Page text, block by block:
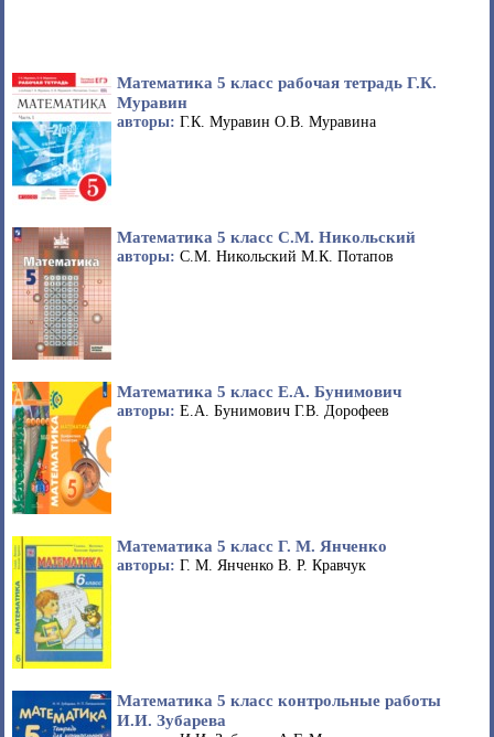
Математика 5 класс рабочая тетрадь Г.К.
Муравин
авторы: Г.К. Муравин О.В. Муравина
Математика 5 класс С.М. Никольский
авторы: С.М. Никольский М.К. Потапов
Математика 5 класс Е.А. Бунимович
авторы: Е.А. Бунимович Г.В. Дорофеев
Математика 5 класс Г. М. Янченко
авторы: Г. М. Янченко В. Р. Кравчук
Математика 5 класс контрольные работы
И.И. Зубарева